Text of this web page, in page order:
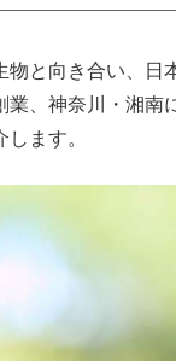
と向き合い、日
、神奈川・湘南
ます。